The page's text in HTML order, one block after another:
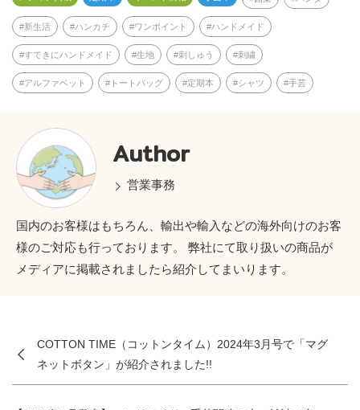
新生活 ハンカチ ワンポイント ハンドメイド
すてきにハンドメイド 生地 刺しゅう 刺繍
アルファベット トートバッグ 定期本 シャツ 手芸
Author
営業事務
国内のお客様はもちろん、輸出や輸入などの海外向けのお客
様のご対応も行っております。 弊社にて取り扱いの商品が
メディアに掲載されましたら紹介してまいります。
COTTON TIME（コットンタイム）2024年3月号で「マグ
ネットボタン」が紹介されました!!